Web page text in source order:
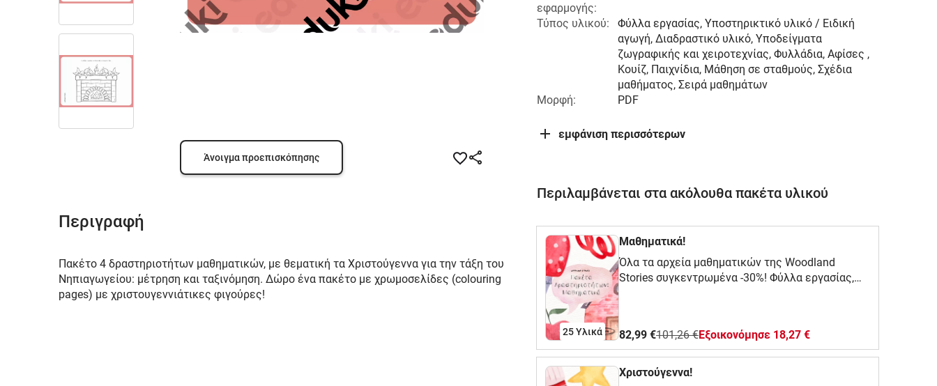
Άνοιγμα προεπισκόπησης
Περιγραφή
Πακέτο 4 δραστηριοτήτων μαθηματικών, με θεματική τα Χριστούγεννα για την τάξη του
Νηπιαγωγείου: μέτρηση και ταξινόμηση. Δώρο ένα πακέτο με χρωμοσελίδες (colouring
pages) με χριστουγεννιάτικες φιγούρες!
εφαρμογής:
Τύπος υλικού:
Φύλλα εργασίας, Υποστηρικτικό υλικό / Ειδική
αγωγή, Διαδραστικό υλικό, Υποδείγματα
ζωγραφικής και χειροτεχνίας, Φυλλάδια, Αφίσες ,
Κουίζ, Παιχνίδια, Μάθηση σε σταθμούς, Σχέδια
μαθήματος, Σειρά μαθημάτων
Μορφή:
PDF
εμφάνιση περισσότερων
Περιλαμβάνεται στα ακόλουθα πακέτα υλικού
25 Υλικά
Μαθηματικά!
Όλα τα αρχεία μαθηματικών της Woodland
Stories συγκεντρωμένα -30%! Φύλλα εργασίας,
82,99 €101,26 €Eξοικονόμησε 18,27 €
Χριστούγεννα!